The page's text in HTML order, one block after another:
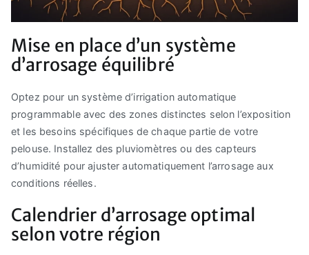
Mise en place d’un système
d’arrosage équilibré
Optez pour un système d’irrigation automatique
programmable avec des zones distinctes selon l’exposition
et les besoins spécifiques de chaque partie de votre
pelouse. Installez des pluviomètres ou des capteurs
d’humidité pour ajuster automatiquement l’arrosage aux
conditions réelles.
Calendrier d’arrosage optimal
selon votre région